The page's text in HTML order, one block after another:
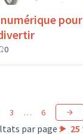
pour
0
par page : 25
3 … 6